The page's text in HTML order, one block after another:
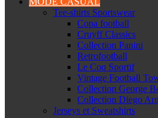
Tee-shirts Sportswear
Copa football
Cruyff Classics
Collection Panini
Retrofootball
Le Coq Sportif
Vintage Football
Collection George
Collection Diego
Jerseys et Sweatshirts